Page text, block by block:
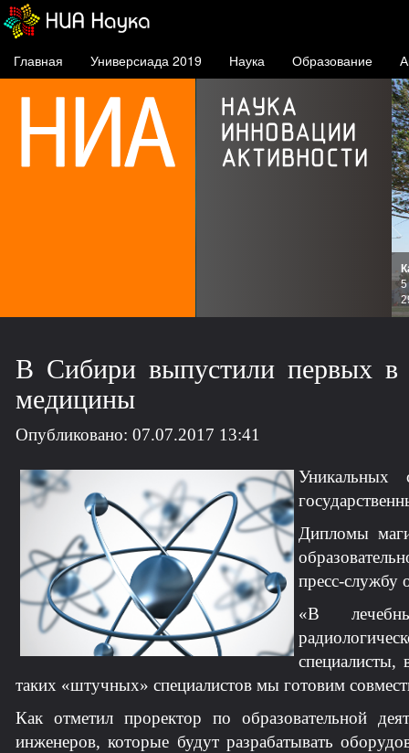
Главная Универсиада 2019 Наука Образование
5
В Сибири выпустили первых в
медицины
Опубликовано: 07.07.2017 13:41
Уникальных
Дипломы
пресс-службу
«В
таких «штучных» специалистов мы готовим
Как отметил проректор по образовательной
инженеров, которые будут разрабатывать